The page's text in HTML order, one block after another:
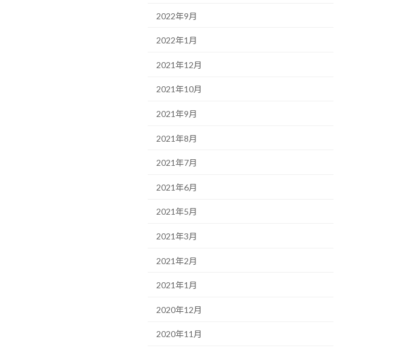
2022年9月
2022年1月
2021年12月
2021年10月
2021年9月
2021年8月
2021年7月
2021年6月
2021年5月
2021年3月
2021年2月
2021年1月
2020年12月
2020年11月